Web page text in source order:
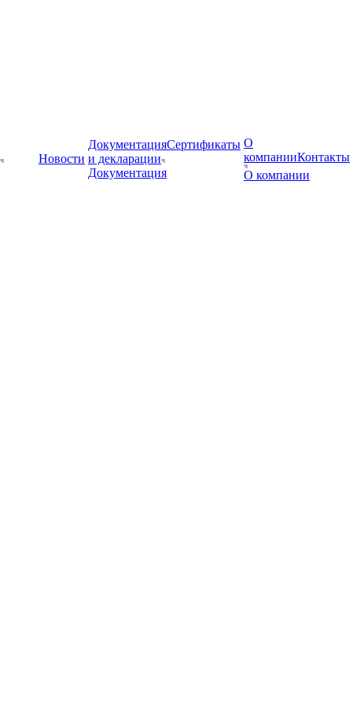
Новости
ДокументацияСертификаты
и декларации
Документация
О
компанииКонтакты
О компании